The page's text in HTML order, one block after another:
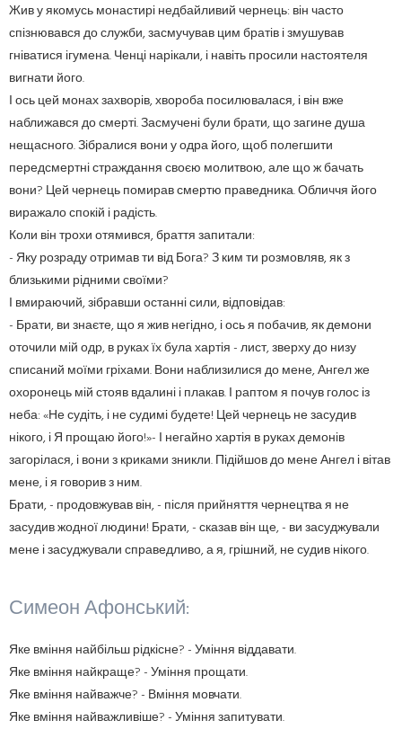
Жив у якомусь монастирі недбайливий чернець: він часто
спізнювався до служби, засмучував цим братів і змушував
гніватися ігумена. Ченці нарікали, і навіть просили настоятеля
вигнати його.
І ось цей монах захворів, хвороба посилювалася, і він вже
наближався до смерті. Засмучені були брати, що загине душа
нещасного. Зібралися вони у одра його, щоб полегшити
передсмертні страждання своєю молитвою, але що ж бачать
вони? Цей чернець помирав смертю праведника. Обличчя його
виражало спокій і радість.
Коли він трохи отямився, браття запитали:
- Яку розраду отримав ти від Бога? З ким ти розмовляв, як з
близькими рідними своїми?
І вмираючий, зібравши останні сили, відповідав:
- Брати, ви знаєте, що я жив негідно, і ось я побачив, як демони
оточили мій одр, в руках їх була хартія - лист, зверху до низу
списаний моїми гріхами. Вони наблизилися до мене, Ангел же
охоронець мій стояв вдалині і плакав. І раптом я почув голос із
неба: «Не судіть, і не судимі будете! Цей чернець не засудив
нікого, і Я прощаю його!»- І негайно хартія в руках демонів
загорілася, і вони з криками зникли. Підійшов до мене Ангел і вітав
мене, і я говорив з ним.
Брати, - продовжував він, - після прийняття чернецтва я не
засудив жодної людини! Брати, - сказав він ще, - ви засуджували
мене і засуджували справедливо, а я, грішний, не судив нікого.
Симеон Афонський:
Яке вміння найбільш рідкісне? - Уміння віддавати.
Яке вміння найкраще? - Уміння прощати.
Яке вміння найважче? - Вміння мовчати.
Яке вміння найважливіше? - Уміння запитувати.